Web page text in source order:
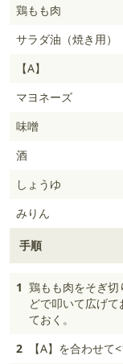
鶏もも肉
サラダ油（焼き用）
【A】
マヨネーズ
味噌
酒
しょうゆ
みりん
手順
1 鶏もも肉をそぎ
どで叩いて広げ
ておく。
2
【A】を合わせて